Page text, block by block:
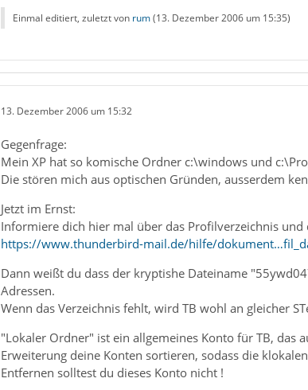
Einmal editiert, zuletzt von rum(13. Dezember 2006 um 15:35)
13. Dezember 2006 um 15:32
Gegenfrage:
Mein XP hat so komische Ordner c:\windows und
Die stören mich aus optischen Gründen, ausserdem
Jetzt im Ernst:
Informiere dich hier mal über das Profilverzeichnis und
https://www.thunderbird-mail.de/hilfe/
Dann weißt du dass der kryptishe Dateiname
Adressen.
Wenn das Verzeichnis fehlt, wird TB wohl an gleicher
"Lokaler Ordner" ist ein allgemeines Konto für TB, das
Erweiterung deine Konten sortieren, sodass die
Entfernen solltest du dieses Konto nicht !